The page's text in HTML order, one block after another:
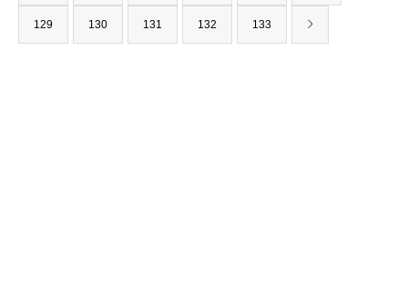
129 130 131 132 133